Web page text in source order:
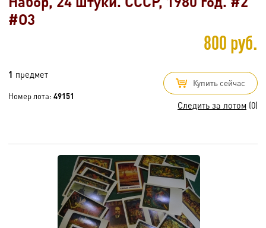
#O3
800 руб.
1 предмет
Номер лота: 49151
Купить сейчас
Следить за лотом (0)